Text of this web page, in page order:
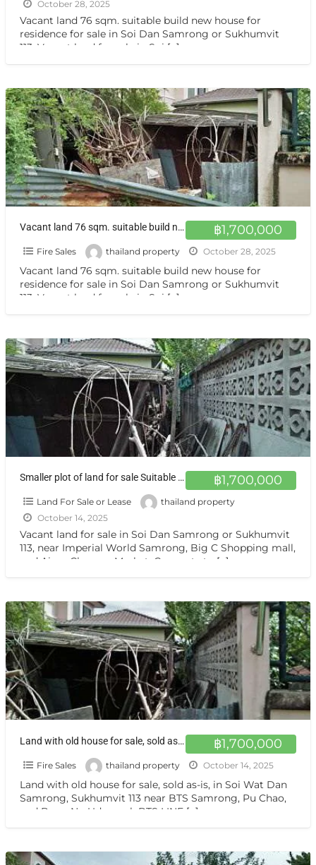
October 28, 2025
Vacant land 76 sqm. suitable build new house for
residence for sale in Soi Dan Samrong or Sukhumvit
113, Vacant land for sale in Soi […]
฿1,700,000
Vacant land 76 sqm. suitable build new house ขาย ที่ดินเปล่า ซอย ด่านสำโรง หรือ สุขุมวิท 113
Fire Sales thailand property October 28, 2025
Vacant land 76 sqm. suitable build new house for
residence for sale in Soi Dan Samrong or Sukhumvit
113, Vacant land for sale in Soi […]
฿1,700,000
Smaller plot of land for sale Suitable for build a house, residence Sukhumvit 113, Samrong Nuea, Mueang Samut Prakan, Samut Prakan
Land For Sale or Lease
thailand property
October 14, 2025
Vacant land for sale in Soi Dan Samrong or Sukhumvit
113, near Imperial World Samrong, Big C Shopping mall,
and Aiam Charoen Market. Connects to […]
฿1,700,000
Land with old house for sale, sold as-is, in Soi Wat Dan Samrong, Sukhumvit 113 ขายที่ดินเหมาะปลูกบ้าน แปลงเล็ก สำโรง
Fire Sales thailand property October 14, 2025
Land with old house for sale, sold as-is, in Soi Wat Dan
Samrong, Sukhumvit 113 near BTS Samrong, Pu Chao,
and Bang Na-Udomsuk BTS LINE […]